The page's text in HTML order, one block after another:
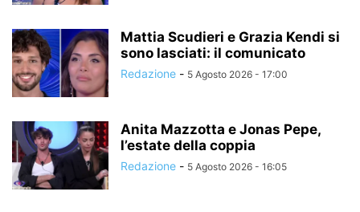
Mattia Scudieri e Grazia Kendi si
sono lasciati: il comunicato
Redazione - 5 Agosto 2026 - 17:00
Anita Mazzotta e Jonas Pepe,
l’estate della coppia
Redazione - 5 Agosto 2026 - 16:05